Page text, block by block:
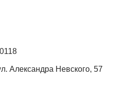
Александра Невского, 57